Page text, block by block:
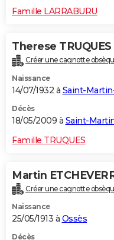
Famille LARRABURU
Therese TRUQUES
Créer une cagnotte
Naissance
14/07/1932 à Saint-
Décès
18/05/2009 à Saint-
Famille TRUQUES
Martin
Créer une cagnotte
Naissance
25/05/1913 à Ossès
Décès